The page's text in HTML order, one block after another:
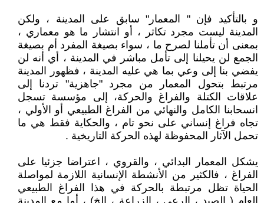
و بالتأكيد فإن " المعمار" سابق على المدينة ، ولكن
المدينة ليست مجرد تكاثر ، أو انتشار ما هو معماري ،
بمعنى أن تأملنا لصرح ما ، سواء بصيغة المفرد أم بصيغة
الجمع لن يحيلنا إلى تأمل مباشر في المدينة ، أي أنه لن
يفضي بنا إلى وعي بما هي عليه المدينة ، فظهور المدينة
مرتبط بتحول المعمار من مجرد "جاهزية" تردنا إلى
علاقات الكتلة والفراغ والحركة، إلى مؤسسة تسجل
انسحابنا الكامل والنهائي من الفراغ الطبيعي أو الأولي ،
تجاه فراغ إنساني على نحو تام ، والحكاية فقط هي ما
تحمل الآثار المحفوظة لهذه الحركة التاريخية .
يشكل المعمار البدائي ، والقروي ، اعتراضا جزئيا على
الفراغ ، فالكثير من الأنشطة الإنسانية اللازمة لمواصلة
الحياة تظل مرتبطة بالحركة في هذا الفراغ الطبيعي